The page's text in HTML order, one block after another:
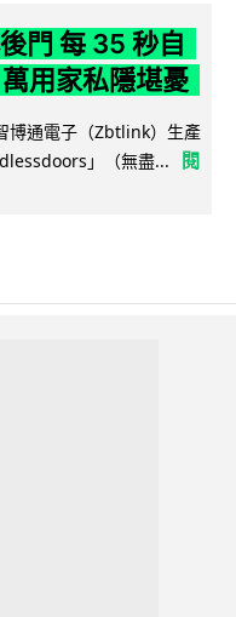
門 每 35 秒自
用家私隱堪憂
博通電子（Zbtlink）生產
」（無盡...
閱